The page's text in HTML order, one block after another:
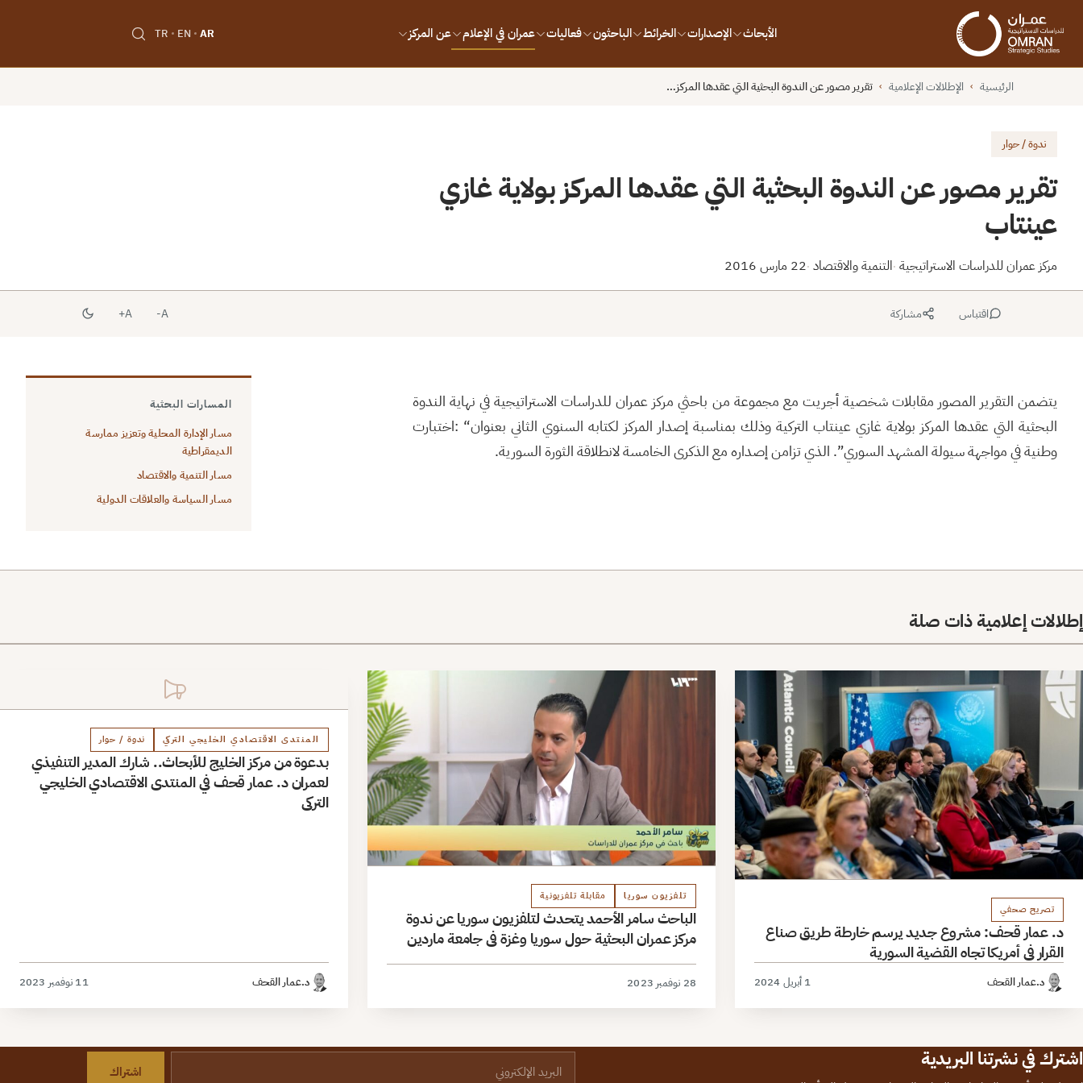
الأبحاث الإصدارات الخرائط الباحثون فعاليات عمران في الإعلام عن المركز AR
EN
TR
الرئيسية › الإطلالات الإعلامية › تقرير مصور عن الندوة البحثية التي عقدها المركز…
ندوة / حوار
تقرير مصور عن الندوة البحثية التي عقدها المركز بولاية غازي
عينتاب
مركز عمران للدراسات الاستراتيجية ·التنمية والاقتصاد ·22 مارس 2016
اقتباس مشاركة A-
A+
يتضمن التقرير المصور مقابلات شخصية أجريت مع مجموعة من باحثي مركز عمران للدراسات الاستراتيجية في نهاية الندوة
البحثية التي عقدها المركز بولاية غازي عينتاب التركية وذلك بمناسبة إصدار المركز لكتابه السنوي الثاني بعنوان: “اختبارت
وطنية في مواجهة سيولة المشهد السوري”. الذي تزامن إصداره مع الذكرى الخامسة لانطلاقة الثورة السورية.
المسارات البحثية
مسار الإدارة المحلية وتعزيز ممارسة
الديمقراطية
مسار التنمية والاقتصاد
مسار السياسة والعلاقات الدولية
إطلالات إعلامية ذات صلة
تصريح صحفي
د. عمار قحف: مشروع جديد يرسم خارطة طريق صناع
القرار في أمريكا تجاه القضية السورية
د.عمار القحف 1 أبريل 2024
تلفزيون سوريا مقابلة تلفزيونية
الباحث سامر الأحمد يتحدث لتلفزيون سوريا عن ندوة
مركز عمران البحثية حول سوريا وغزة في جامعة ماردين
28 نوفمبر 2023
المنتدى الاقتصادي الخليجي التركي ندوة / حوار
بدعوة من مركز الخليج للأبحاث.. شارك المدير التنفيذي
لعمران د. عمار قحف في المنتدى الاقتصادي الخليجي
التركي
د.عمار القحف 11 نوفمبر 2023
اشترك في نشرتنا البريدية اشتراك